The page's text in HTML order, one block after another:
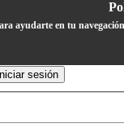
ayudarte en tu